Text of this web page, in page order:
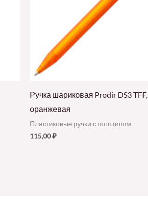
Ручка шариковая Prodir DS3 TFF,
оранжевая
Пластиковые ручки с логотипом
115,00₽